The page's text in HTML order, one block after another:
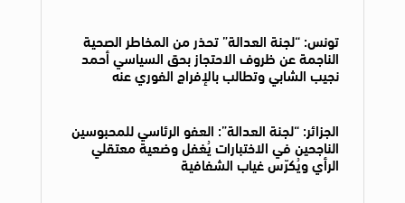
تونس: “لجنة العدالة” تحذر من المخاطر الصحية
الناجمة عن ظروف الاحتجاز بحق السياسي أحمد
نجيب الشابي وتطالب بالإفراج الفوري عنه
الجزائر: “لجنة العدالة”: العفو الرئاسي للمحبوسين
الناجحين في الاختبارات يُغفل وضعية معتقلي
الرأي ويُكرّس غياب الشفافية